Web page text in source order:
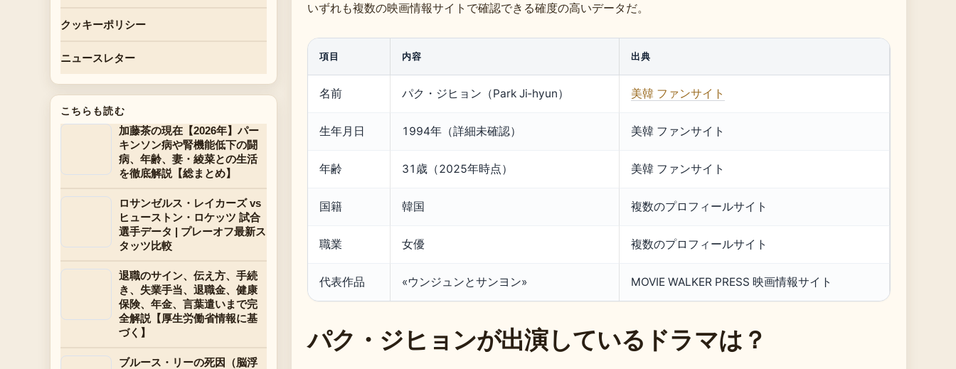
いずれも複数の映画情報サイトで確認できる確度の高いデータだ。
項目 内容 出典
名前 パク・ジヒョン（Park Ji‑hyun） 美韓 ファンサイト
生年月日 1994年（詳細未確認） 美韓 ファンサイト
年齢 31歳（2025年時点） 美韓 ファンサイト
国籍 韓国 複数のプロフィールサイト
職業 女優 複数のプロフィールサイト
代表作品 «ウンジュンとサンヨン» MOVIE WALKER PRESS 映画情報サイト
パク・ジヒョンが出演しているドラマは？
クッキーポリシー
ニュースレター
こちらも読む
加藤茶の現在【2026年】パー
キンソン病や腎機能低下の闘
病、年齢、妻・綾菜との生活
を徹底解説【総まとめ】
ロサンゼルス・レイカーズ vs
ヒューストン・ロケッツ 試合
選手データ | プレーオフ最新ス
タッツ比較
退職のサイン、伝え方、手続
き、失業手当、退職金、健康
保険、年金、言葉遣いまで完
全解説【厚生労働省情報に基
づく】
ブルース・リーの死因（脳浮